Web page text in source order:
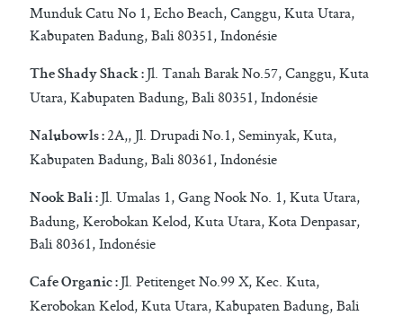
Munduk Catu No 1, Echo Beach, Canggu, Kuta Utara,
Kabupaten Badung, Bali 80351, Indonésie
The Shady Shack : Jl. Tanah Barak No.57, Canggu, Kuta
Utara, Kabupaten Badung, Bali 80351, Indonésie
Nalubowls : 2A,, Jl. Drupadi No.1, Seminyak, Kuta,
Kabupaten Badung, Bali 80361, Indonésie
Nook Bali : Jl. Umalas 1, Gang Nook No. 1, Kuta Utara,
Badung, Kerobokan Kelod, Kuta Utara, Kota Denpasar,
Bali 80361, Indonésie
Cafe Organic : Jl. Petitenget No.99 X, Kec. Kuta,
Kerobokan Kelod, Kuta Utara, Kabupaten Badung, Bali